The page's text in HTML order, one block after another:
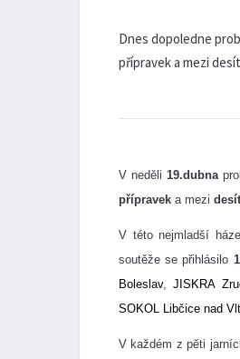
Dnes dopoledne
přípravek a mezi
V neděli 19.dubna
přípravek a mezi
V této nejmladší
soutěže se přihlásilo
Boleslav,JISKRA
SOKOL Libčice nad
V každém z pěti